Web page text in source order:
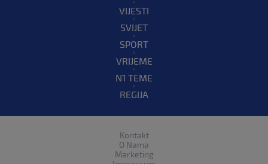
VIJESTI
SVIJET
SPORT
VRIJEME
N1 TEME
REGIJA
Kontakt
O Nama
Marketing